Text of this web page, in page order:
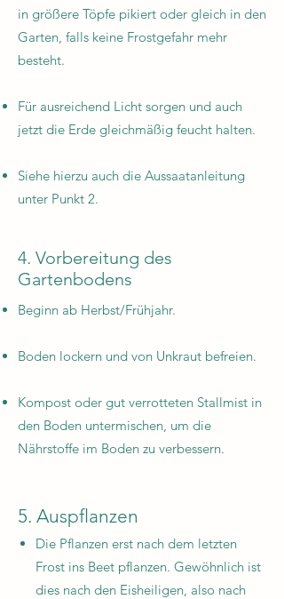
in größere Töpfe pikiert oder gleich in den
Garten, falls keine Frostgefahr mehr
besteht.
Für ausreichend Licht sorgen und auch
jetzt die Erde gleichmäßig feucht halten.
Siehe hierzu auch die Aussaatanleitung
unter Punkt 2.
4. Vorbereitung des
Gartenbodens
Beginn ab Herbst/Frühjahr.
Boden lockern und von Unkraut befreien.
Kompost oder gut verrotteten Stallmist in
den Boden untermischen, um die
Nährstoffe im Boden zu verbessern.
5. Auspflanzen
Die Pflanzen erst nach dem letzten
Frost ins Beet pflanzen. Gewöhnlich ist
dies nach den Eisheiligen, also nach